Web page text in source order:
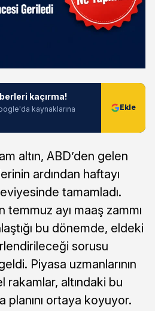
kaçırma!
kaynaklarına
altın, ABD’den gelen
ardından haftayı
tamamladı.
temmuz ayı maaş zammı
bu dönemde, eldeki
sorusu
Piyasa uzmanlarının
rakamlar, altındaki bu
planını ortaya koyuyor.